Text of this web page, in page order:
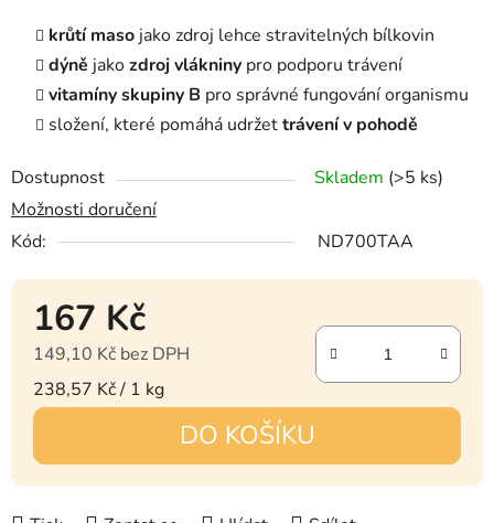
krůtí maso jako zdroj lehce stravitelných bílkovin
dýně jakozdroj vlákniny pro podporu trávení
vitamíny skupiny B pro správné fungování organismu
složení, které pomáhá udržettrávení v pohodě
Dostupnost Skladem (>5 ks)
Možnosti doručení
Kód:
ND700TAA
167 Kč
149,10 Kč bez DPH
Měrná cena:
238,57 Kč / 1 kg
DO KOŠÍKU